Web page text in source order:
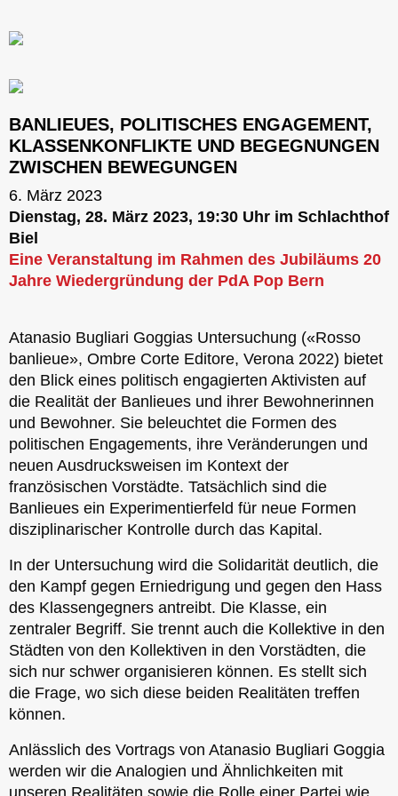
BANLIEUES, POLITISCHES ENGAGEMENT,
KLASSENKONFLIKTE UND BEGEGNUNGEN
ZWISCHEN BEWEGUNGEN
6. März 2023
Dienstag, 28. März 2023, 19:30 Uhr im Schlachthof
Biel
Eine Veranstaltung im Rahmen des Jubiläums 20
Jahre Wiedergründung der PdA Pop Bern
Atanasio Bugliari Goggias Untersuchung («Rosso
banlieue», Ombre Corte Editore, Verona 2022) bietet
den Blick eines politisch engagierten Aktivisten auf
die Realität der Banlieues und ihrer Bewohnerinnen
und Bewohner. Sie beleuchtet die Formen des
politischen Engagements, ihre Veränderungen und
neuen Ausdrucksweisen im Kontext der
französischen Vorstädte. Tatsächlich sind die
Banlieues ein Experimentierfeld für neue Formen
disziplinarischer Kontrolle durch das Kapital.
In der Untersuchung wird die Solidarität deutlich, die
den Kampf gegen Erniedrigung und gegen den Hass
des Klassengegners antreibt. Die Klasse, ein
zentraler Begriff. Sie trennt auch die Kollektive in den
Städten von den Kollektiven in den Vorstädten, die
sich nur schwer organisieren können. Es stellt sich
die Frage, wo sich diese beiden Realitäten treffen
können.
Anlässlich des Vortrags von Atanasio Bugliari Goggia
werden wir die Analogien und Ähnlichkeiten mit
unseren Realitäten sowie die Rolle einer Partei wie